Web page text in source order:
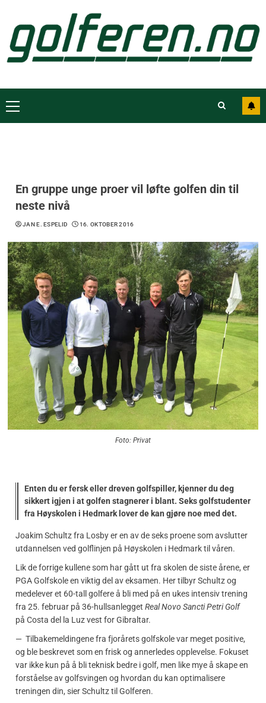
En gruppe unge proer vil løfte golfen din til
neste nivå
JAN E. ESPELID 16. OKTOBER 2016
Foto: Privat
Enten du er fersk eller dreven golfspiller, kjenner du deg
sikkert igjen i at golfen stagnerer i blant. Seks golfstudenter
fra Høyskolen i Hedmark lover de kan gjøre noe med det.
Joakim Schultz fra Losby er en av de seks proene som avslutter
utdannelsen ved golflinjen på Høyskolen i Hedmark til våren.
Lik de forrige kullene som har gått ut fra skolen de siste årene, er
PGA Golfskole en viktig del av eksamen. Her tilbyr Schultz og
medelever et 60-tall golfere å bli med på en ukes intensiv trening
fra 25. februar på 36-hullsanlegget Real Novo Sancti Petri Golf
på Costa del la Luz vest for Gibraltar.
— Tilbakemeldingene fra fjorårets golfskole var meget positive,
og ble beskrevet som en frisk og annerledes opplevelse. Fokuset
var ikke kun på å bli teknisk bedre i golf, men like mye å skape en
forståelse av golfsvingen og hvordan du kan optimalisere
treningen din, sier Schultz til Golferen.